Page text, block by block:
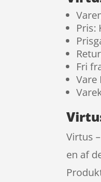
Pris:
Fri
Vare
Virtus
en af